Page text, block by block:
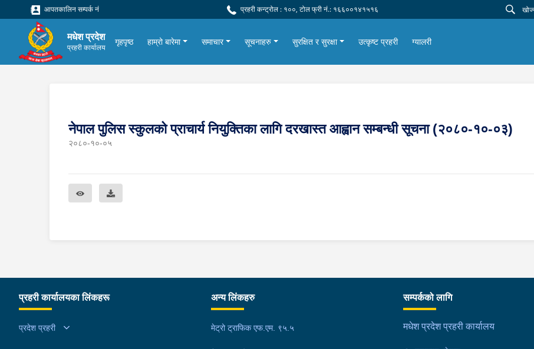
आपतकालिन सम्पर्क नं प्रहरी कन्ट्रोल : १००, टोल फ्री नं.: १६६००१४१५१६
मधेश प्रदेश
प्रहरी कार्यालय
गृहपृष्ठ हाम्रो बारेमा समाचार सूचनाहरु सुरक्षित र सुरक्षा उत्कृष्ट प्रहरी ग्यालरी
नेपाल पुलिस स्कुलको प्राचार्य नियुक्तिका लागि दरखास्त आह्वान सम्बन्धी सूचना (२०८०-१०-०३)
२०८०-१०-०५
प्रहरी कार्यालयका लिंकहरू
प्रदेश प्रहरी
अन्य लिंकहरु
मेट्रो ट्राफिक एफ.एम. ९५.५
सम्पर्कको लागि
मधेश प्रदेश प्रहरी कार्यालय